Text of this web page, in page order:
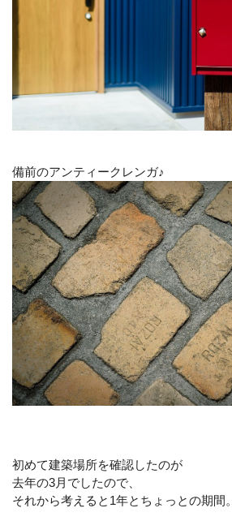
備前のアンティークレンガ♪
初めて建築場所を確認したのが
去年の3月でしたので、
それから考えると1年とちょっとの期間。